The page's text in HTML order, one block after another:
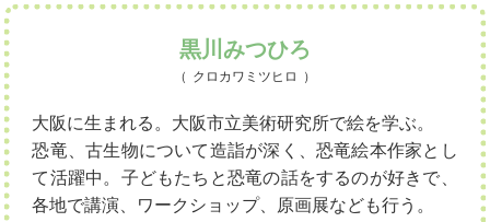
黒川みつひろ
クロカワミツヒロ
大阪に生まれる。大阪市立美術研究所で絵を学ぶ。
恐竜、古生物について造詣が深く、恐竜絵本作家とし
て活躍中。子どもたちと恐竜の話をするのが好きで、
各地で講演、ワークショップ、原画展なども行う。